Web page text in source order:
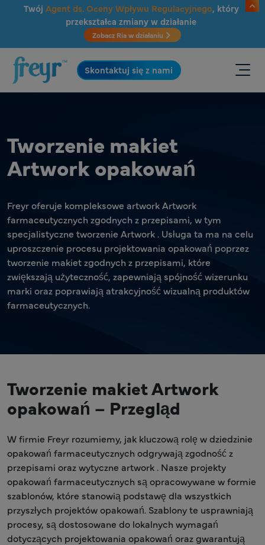
Przejdź do głównej treści
Twój Agent ds. Oceny Wpływu Regulacyjnego, który
przekształca zmiany w działanie
Zobacz Ria w działaniu
.
Skontaktuj się z nami
Tworzenie makiet
Artwork opakowań
Freyr oferuje kompleksowe artwork Artwork
farmaceutycznych zgodnych z przepisami, w tym
specjalistyczne tworzenie Artwork . Usługa ta ma na celu
uproszczenie procesu projektowania opakowań poprzez
tworzenie makiet zgodnych z przepisami, które
zwiększają użyteczność, zapewniają spójność wizerunku
marki oraz poprawiają atrakcyjność wizualną produktów
farmaceutycznych.
Tworzenie makiet Artwork
opakowań – Przegląd
W firmie Freyr rozumiemy, jak kluczową rolę w dziedzinie
opakowań farmaceutycznych odgrywają zgodność z
przepisami oraz wytyczne artwork . Nasze projekty
opakowań farmaceutycznych są opracowywane w formie
szablonów, które stanowią podstawę dla wszystkich
przyszłych projektów opakowań. Szablony te usprawniają
procesy, są dostosowane do lokalnych wymagań
dotyczących projektowania opakowań oraz gwarantują